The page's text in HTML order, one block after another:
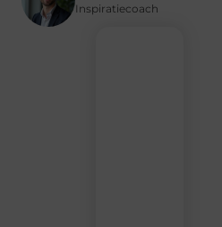
Inspiratiecoach